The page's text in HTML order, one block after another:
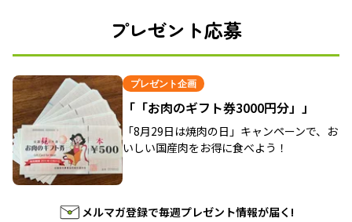
プレゼント応募
プレゼント企画
「「お肉のギフト券3000円分」」
「8月29日は焼肉の日」キャンペーンで、お
いしい国産肉をお得に食べよう！
メルマガ登録で毎週プレゼント情報が届く!